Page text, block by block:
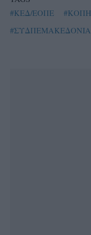
#ΚΕΔ/ΕΟΠΕ